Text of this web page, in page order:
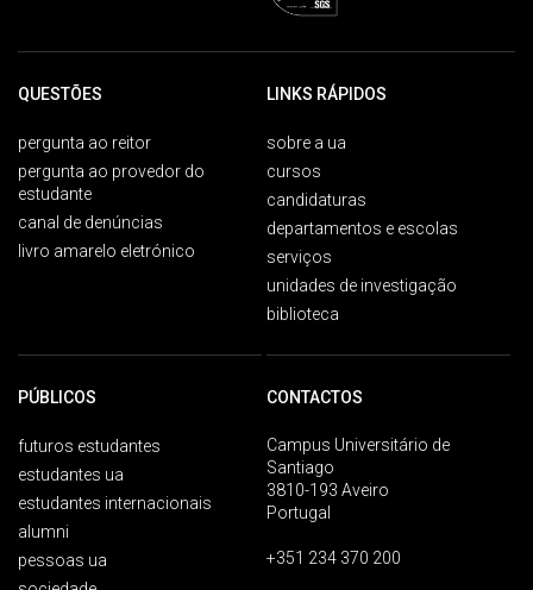
QUESTÕES
pergunta ao reitor
pergunta ao provedor do
estudante
canal de denúncias
livro amarelo eletrónico
LINKS RÁPIDOS
sobre a ua
cursos
candidaturas
departamentos e escolas
serviços
unidades de investigação
biblioteca
PÚBLICOS
futuros estudantes
estudantes ua
estudantes internacionais
alumni
pessoas ua
CONTACTOS
Campus Universitário de
Santiago
3810-193 Aveiro
Portugal
+351 234 370 200